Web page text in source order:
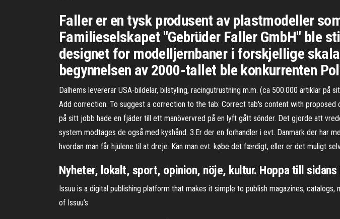
Faller er en tysk produsent av plastmodeller
Familieselskapet "Gebrüder Faller GmbH" ble
designet for modelljernbaner i forskjellige
begynnelsen av 2000-tallet ble konkurrenten
Dalhems levererar USA-bildelar, bilstyling, racingutrustning m.m. (ca 500.000 artiklar
Add correction. To suggest a correction to the tab: Correct tab's content with proposed
på sitt jobb hade en fjäder till ett manövervred på en lyft gått sönder. Det gjorde att
system modtages de også med kyshånd. 3.Er der en forhandler i evt. Danmark der har
hvordan man får hjulene til at dreje. Kan man evt. købe det færdigt, eller er det muligt
Nyheter, lokalt, sport, opinion, nöje, kultur. Hoppa till sidans
Issuu is a digital publishing platform that makes it simple to publish magazines,
of Issuu’s